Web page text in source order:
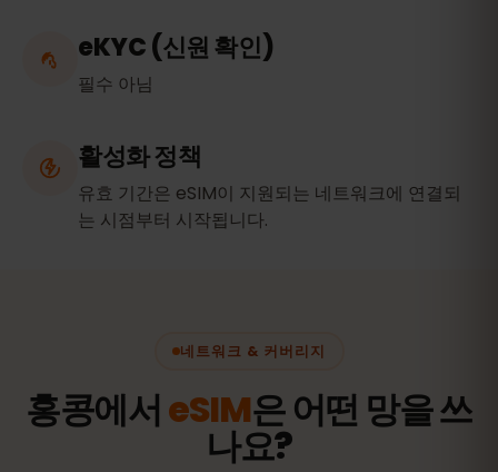
eKYC (신원 확인)
필수 아님
활성화 정책
유효 기간은 eSIM이 지원되는 네트워크에 연결되
는 시점부터 시작됩니다.
네트워크 & 커버리지
홍콩에서eSIM은 어떤 망을 쓰
나요?